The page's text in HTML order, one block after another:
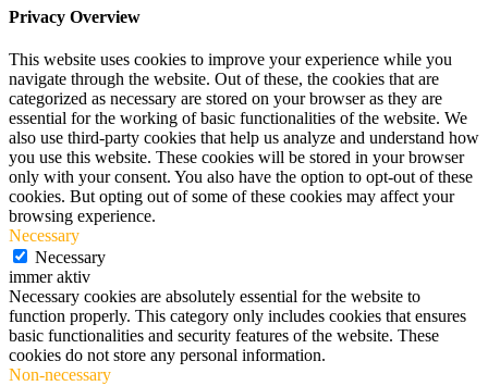
Privacy Overview
This website uses cookies to improve your experience while you
navigate through the website. Out of these, the cookies that are
categorized as necessary are stored on your browser as they are
essential for the working of basic functionalities of the website. We
also use third-party cookies that help us analyze and understand how
you use this website. These cookies will be stored in your browser
only with your consent. You also have the option to opt-out of these
cookies. But opting out of some of these cookies may affect your
browsing experience.
Necessary
Necessary
immer aktiv
Necessary cookies are absolutely essential for the website to
function properly. This category only includes cookies that ensures
basic functionalities and security features of the website. These
cookies do not store any personal information.
Non-necessary